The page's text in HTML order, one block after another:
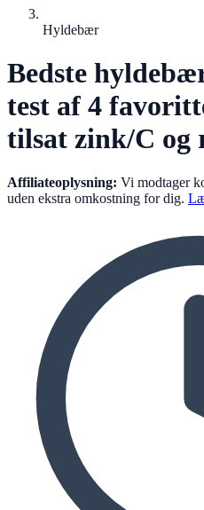
Hyldebær
Bedste
test af 4
tilsat zink/C og
Affiliateoplysning: Vi modtager
uden ekstra omkostning for dig.